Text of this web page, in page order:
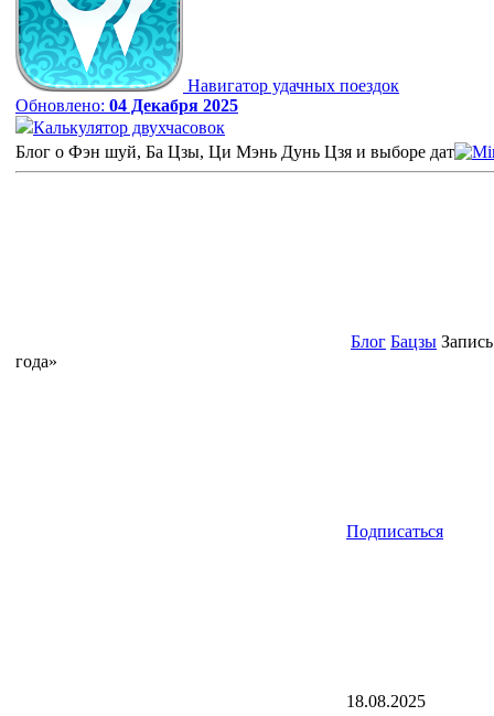
Навигатор удачных поездок
Обновлено: 04 Декабря 2025
Калькулятор двухчасовок
Блог о Фэн шуй, Ба Цзы, Ци Мэнь Дунь Цзя и выборе дат
Блог Бацзы
года»
Подписаться
18.08.2025